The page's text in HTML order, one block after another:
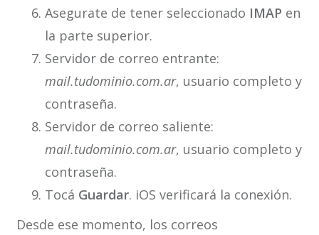
Asegurate de tener seleccionado IMAP en
la parte superior.
Servidor de correo entrante:
mail.tudominio.com.ar, usuario completo y
contraseña.
Servidor de correo saliente:
mail.tudominio.com.ar, usuario completo y
contraseña.
Tocá Guardar. iOS verificará la conexión.
Desde ese momento, los correos